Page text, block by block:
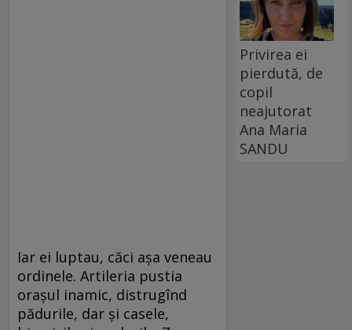
Iar ei luptau, căci așa veneau
ordinele. Artileria pustia
orașul inamic, distrugînd
pădurile, dar și casele,
Privirea ei
pierdută, de
copil
neajutorat
Ana Maria
SANDU